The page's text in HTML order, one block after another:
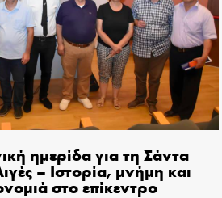
ημερίδα για τη Σάντα
– Ιστορία, μνήμη και
στο επίκεντρο